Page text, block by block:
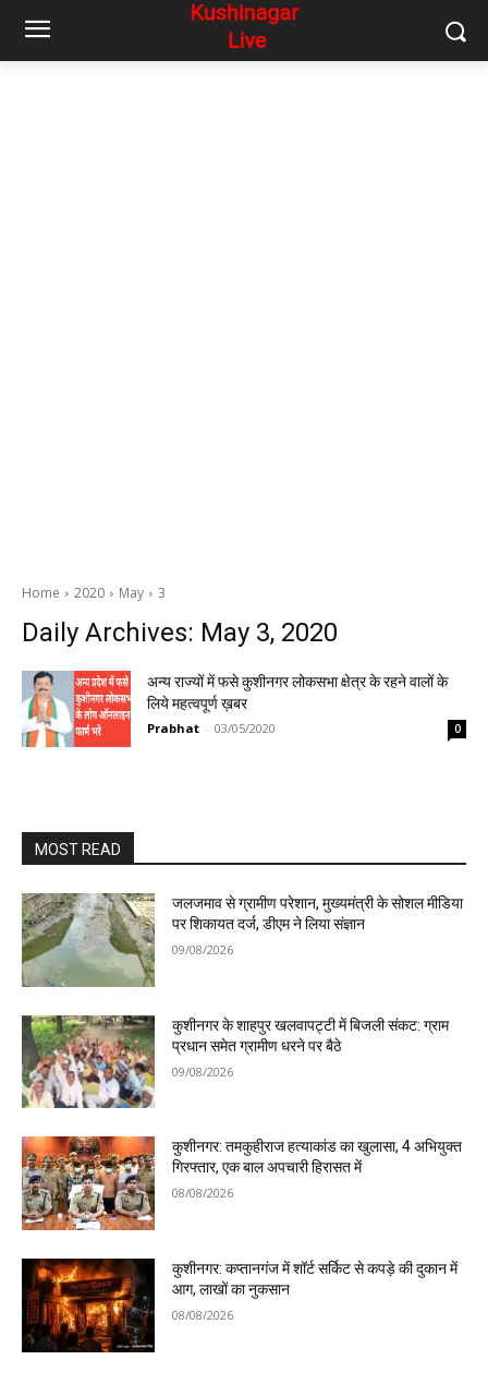
Home 2020 May 3
Daily Archives: May 3, 2020
अन्य राज्यों में फसे कुशीनगर लोकसभा क्षेत्र के रहने वालों के
लिये महत्वपूर्ण ख़बर
Prabhat - 03/05/2020 0
MOST READ
जलजमाव से ग्रामीण परेशान, मुख्यमंत्री के सोशल मीडिया
पर शिकायत दर्ज, डीएम ने लिया संज्ञान
09/08/2026
कुशीनगर के शाहपुर खलवापट्टी में बिजली संकट: ग्राम
प्रधान समेत ग्रामीण धरने पर बैठे
09/08/2026
कुशीनगर: तमकुहीराज हत्याकांड का खुलासा, 4 अभियुक्त
गिरफ्तार, एक बाल अपचारी हिरासत में
08/08/2026
कुशीनगर: कप्तानगंज में शॉर्ट सर्किट से कपड़े की दुकान में
आग, लाखों का नुकसान
08/08/2026